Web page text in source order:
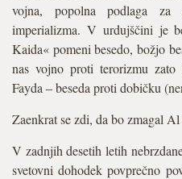
vojna, popolna podlaga za
imperializma. V urdujščini je
Kaida« pomeni besedo, božjo
nas vojno proti terorizmu
Fayda – beseda proti dobičku
Zaenkrat se zdi, da bo zmagal
V zadnjih desetih letih
svetovni dohodek povprečno